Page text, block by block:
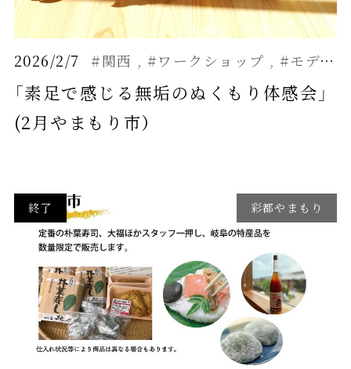
2026/2/7 #関西 #ワークショップ #モデルハウス
「素足で感じる無垢のぬくもり体感会」
(2月やまもり市）
終了 彩都やまもり